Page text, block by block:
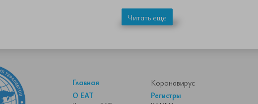
Читать еще
Главная
О ЕАТ
Коронавирус
Регистры